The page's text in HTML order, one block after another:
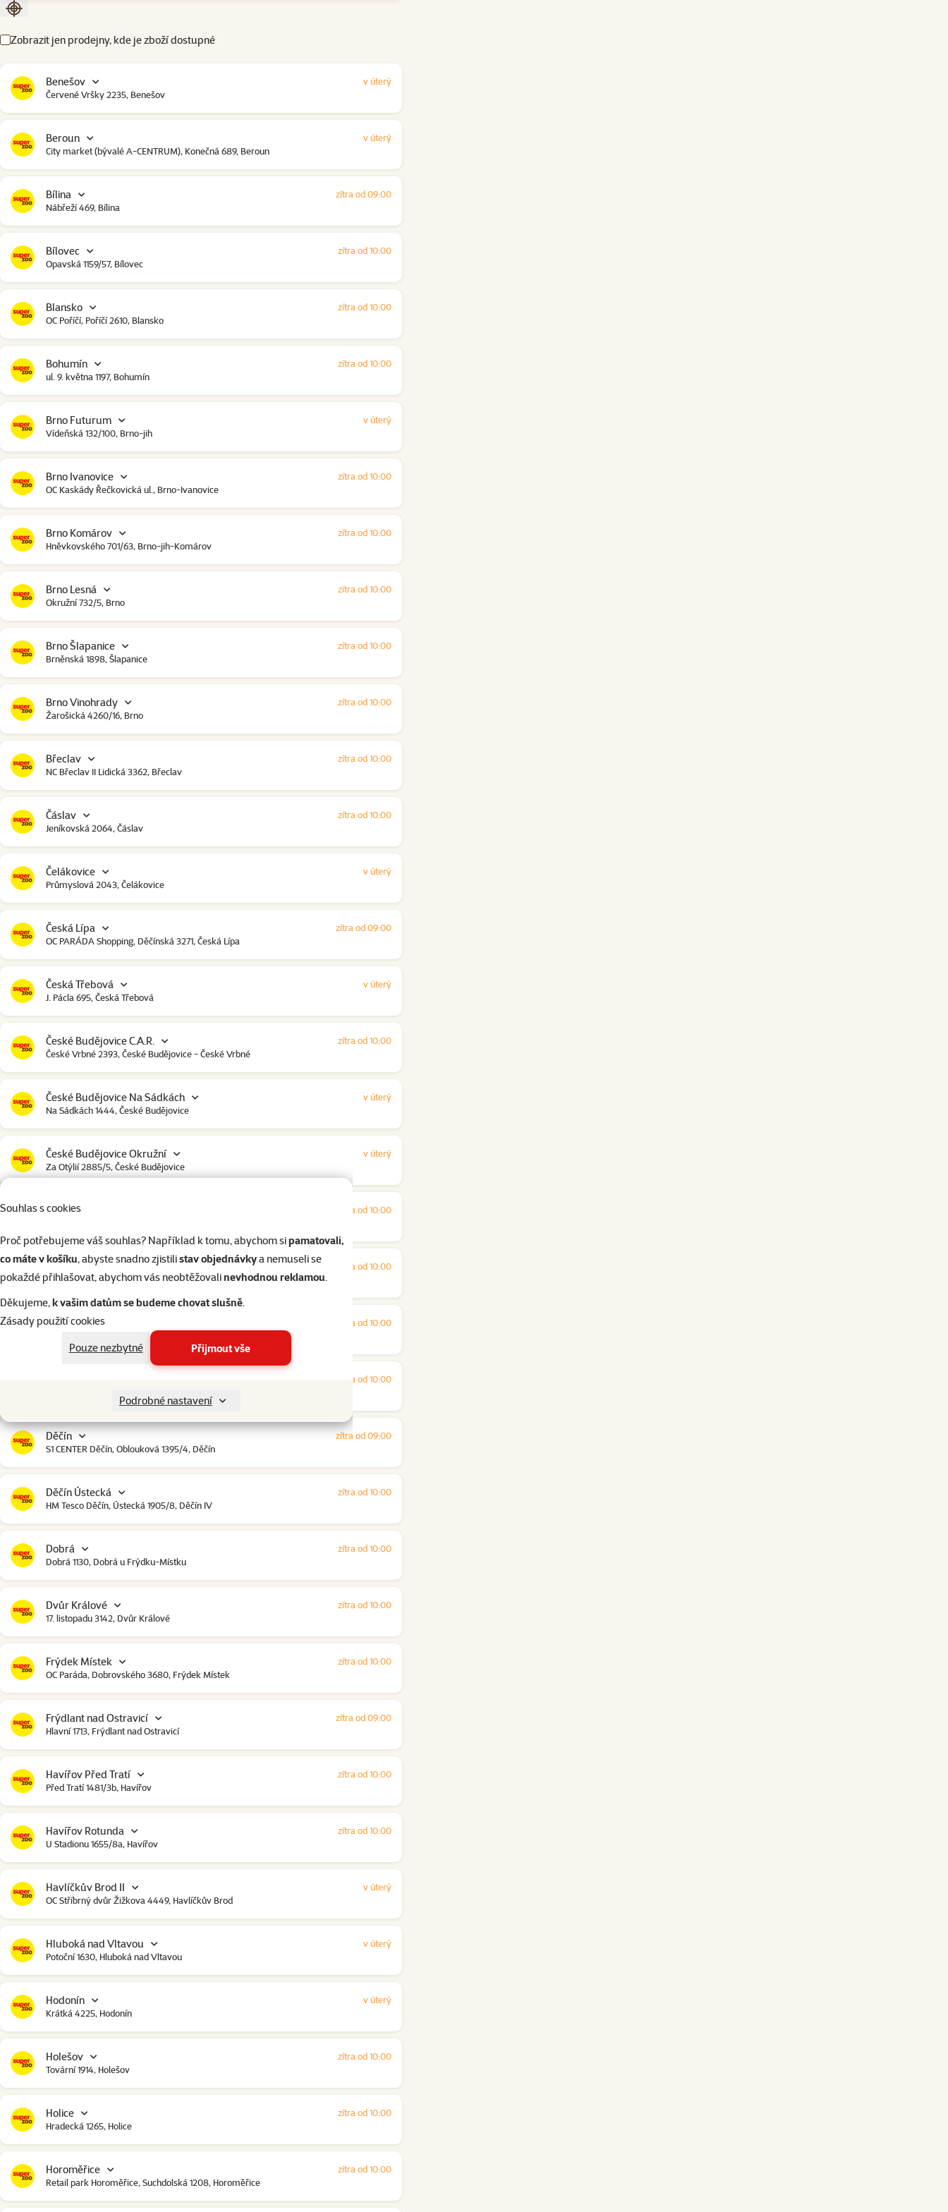
Souhlas s cookies
Proč potřebujeme váš souhlas? Například k tomu, abychom sipamatovali,
co máte v košíku, abyste snadno zjistilistav objednávkya nemuseli se
pokaždé přihlašovat, abychom vás neobtěžovalinevhodnou reklamou.
Děkujeme,k vašim datům se budeme chovat slušně.
Zásady použití cookies
Pouze nezbytné
Přijmout vše
Podrobné nastavení
Seřadit podle aktuální polohy
Zobrazit jen prodejny, kde je zboží dostupné
Benešov
Červené Vršky 2235, Benešov
v úterý
Beroun
City market (bývalé A-CENTRUM), Konečná 689, Beroun
v úterý
Bílina
Nábřeží 469, Bílina
zítra od 09:00
Bílovec
Opavská 1159/57, Bílovec
zítra od 10:00
Blansko
OC Poříčí, Poříčí 2610, Blansko
zítra od 10:00
Bohumín
ul. 9. května 1197, Bohumín
zítra od 10:00
Brno Futurum
Vídeňská 132/100, Brno-jih
v úterý
Brno Ivanovice
OC Kaskády Řečkovická ul., Brno-Ivanovice
zítra od 10:00
Brno Komárov
Hněvkovského 701/63, Brno-jih-Komárov
zítra od 10:00
Brno Lesná
Okružní 732/5, Brno
zítra od 10:00
Brno Šlapanice
Brněnská 1898, Šlapanice
zítra od 10:00
Brno Vinohrady
Žarošická 4260/16, Brno
zítra od 10:00
Břeclav
NC Břeclav II Lidická 3362, Břeclav
zítra od 10:00
Čáslav
Jeníkovská 2064, Čáslav
zítra od 10:00
Čelákovice
Průmyslová 2043, Čelákovice
v úterý
Česká Lípa
OC PARÁDA Shopping, Děčínská 3271, Česká Lípa
zítra od 09:00
Česká Třebová
J. Pácla 695, Česká Třebová
v úterý
České Budějovice C.A.R.
České Vrbné 2393, České Budějovice - České Vrbné
zítra od 10:00
České Budějovice Na Sádkách
Na Sádkách 1444, České Budějovice
v úterý
České Budějovice Okružní
Za Otýlií 2885/5, České Budějovice
v úterý
České Budějovice Strakonická zítra od 10:00
Český Krumlov
Urbinská 238, Český Krumlov
zítra od 10:00
Čestlice
Čestlice komerční zóna, U Makra 123, Čestlice
zítra od 10:00
zítra od 10:00
Děčín
S1 CENTER Děčín, Oblouková 1395/4, Děčín
zítra od 09:00
Děčín Ústecká
HM Tesco Děčín, Ústecká 1905/8, Děčín IV
zítra od 10:00
Dobrá
Dobrá 1130, Dobrá u Frýdku-Místku
zítra od 10:00
Dvůr Králové
17. listopadu 3142, Dvůr Králové
zítra od 10:00
Frýdek Místek
OC Paráda, Dobrovského 3680, Frýdek Místek
zítra od 10:00
Frýdlant nad Ostravicí
Hlavní 1713, Frýdlant nad Ostravicí
zítra od 09:00
Havířov Před Tratí
Před Tratí 1481/3b, Havířov
zítra od 10:00
Havířov Rotunda
U Stadionu 1655/8a, Havířov
zítra od 10:00
Havlíčkův Brod II
OC Stříbrný dvůr Žižkova 4449, Havlíčkův Brod
v úterý
Hluboká nad Vltavou
Potoční 1630, Hluboká nad Vltavou
v úterý
Hodonín
Krátká 4225, Hodonín
v úterý
Holešov
Tovární 1914, Holešov
zítra od 10:00
Holice
Hradecká 1265, Holice
zítra od 10:00
Horoměřice
Retail park Horoměřice, Suchdolská 1208, Horoměřice
zítra od 10:00